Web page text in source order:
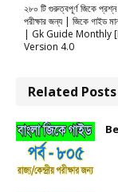
২৮০ টি গুরুত্বপূর্ণ জিকে
পরীক্ষার জন্য | জিকে গাইড
| Gk Guide Monthly
Version 4.0
Related Posts